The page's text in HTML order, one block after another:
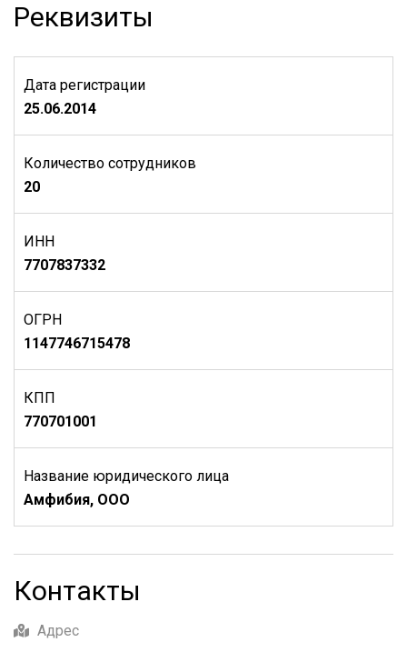
Реквизиты
Дата регистрации
25.06.2014
Количество сотрудников
20
ИНН
7707837332
ОГРН
1147746715478
КПП
770701001
Название юридического лица
Амфибия, ООО
Контакты
Адрес